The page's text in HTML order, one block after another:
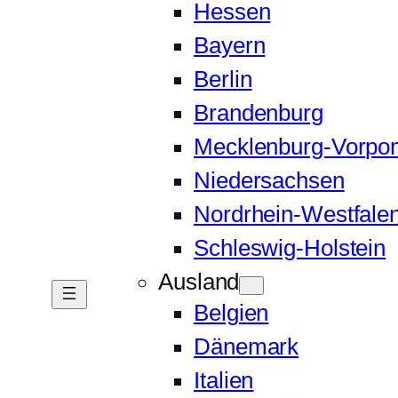
Hessen
Bayern
Berlin
Brandenburg
Mecklenburg-
Niedersachsen
Nordrhein-
Schleswig-Holstein
Ausland
Belgien
Dänemark
Italien